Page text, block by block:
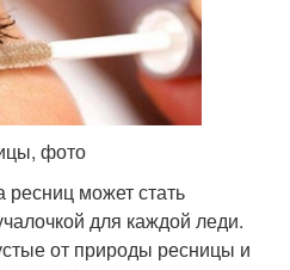
фото
может стать
для каждой леди.
от природы ресницы и